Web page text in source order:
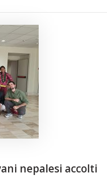
nepalesi accolti